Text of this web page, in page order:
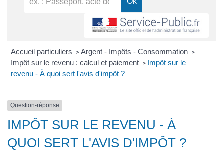
Accueil particuliers > Argent - Impôts - Consommation >
Impôt sur le revenu : calcul et paiement > Impôt sur le
revenu - À quoi sert l'avis d'impôt ?
Question-réponse
IMPÔT SUR LE REVENU - À
QUOI SERT L'AVIS D'IMPÔT ?